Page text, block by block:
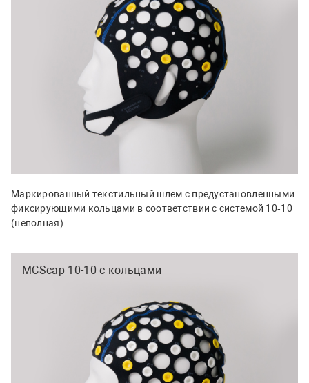
Маркированный текстильный шлем с предустановленными
фиксирующими кольцами в соответствии с системой 10‑10
(неполная).
MCScap 10-10 с кольцами